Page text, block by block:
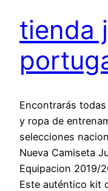
tienda
Encontrarás
y ropa de
selecciones
Nueva Camiseta
Equipacion 2019/
Este auténtico kit